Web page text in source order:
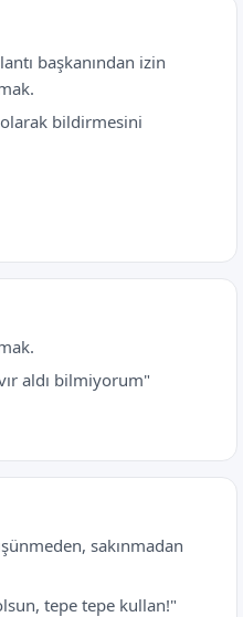
başkanından izin
bildirmesini
aldı bilmiyorum"
sakınmadan
tepe tepe kullan!"